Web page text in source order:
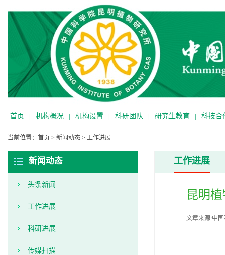
首页 | 机构概况 | 机构设置 | 科研团队 | 研究生教育 | 科技合
当前位置： 首页 > 新闻动态 > 工作进展
新闻动态
头条新闻
工作进展
科研进展
传媒扫描
工作进展
昆明
文章来源:中